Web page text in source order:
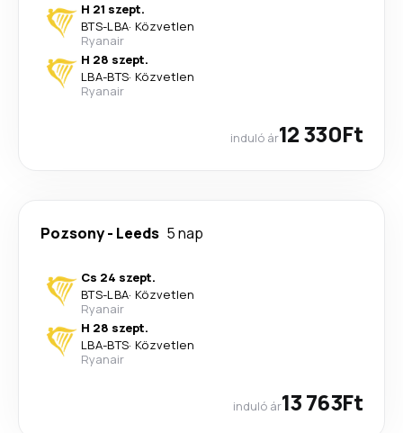
H 21 szept.
BTS-LBA· Közvetlen
Ryanair
H 28 szept.
LBA-BTS· Közvetlen
Ryanair
induló ár12 330Ft
Pozsony- Leeds 5 nap
Cs 24 szept.
BTS-LBA· Közvetlen
Ryanair
H 28 szept.
LBA-BTS· Közvetlen
Ryanair
induló ár13 763Ft